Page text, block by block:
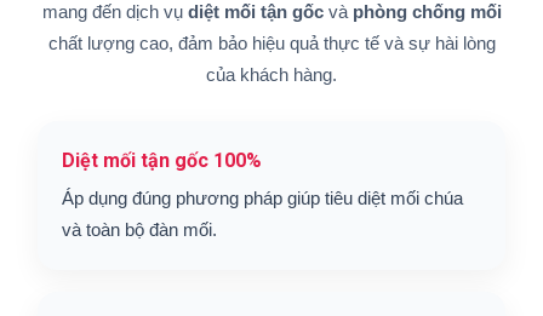
mang đến dịch vụ diệt mối tận gốcvà phòng chống mối
chất lượng cao, đảm bảo hiệu quả thực tế và sự hài lòng
của khách hàng.
Diệt mối tận gốc 100%
Áp dụng đúng phương pháp giúp tiêu diệt mối chúa
và toàn bộ đàn mối.